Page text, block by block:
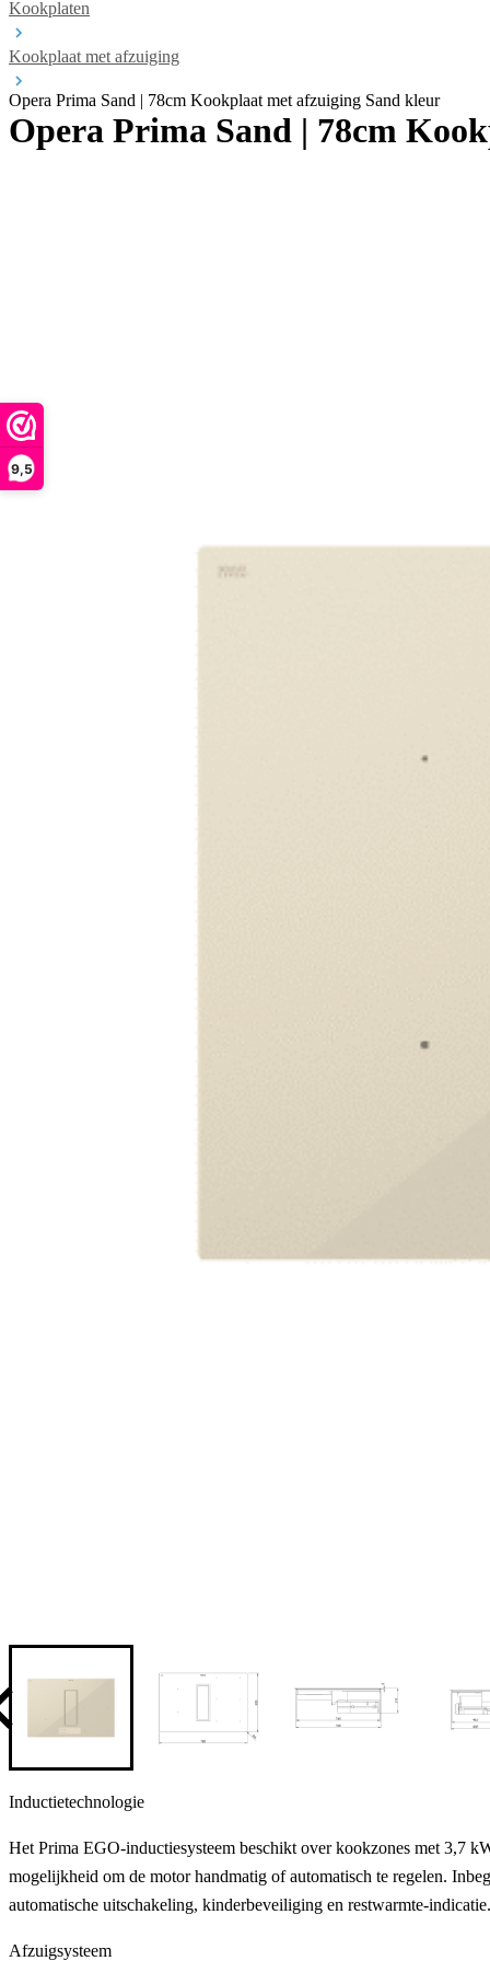
9,5
Kookplaten
Kookplaat met afzuiging
Opera Prima Sand | 78cm Kookplaat met afzuiging Sand kleur
Opera Prima Sand | 78cm
Inductietechnologie
Het Prima EGO-inductiesysteem beschikt over kookzones met 3,7
mogelijkheid om de motor handmatig of automatisch te regelen.
automatische uitschakeling, kinderbeveiliging en restwarmte-indicatie.
Afzuigsysteem